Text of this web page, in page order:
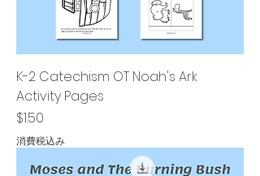
K-2 Catechism OT Noah's Ark
Activity Pages
価格
$1.50
消費税込み